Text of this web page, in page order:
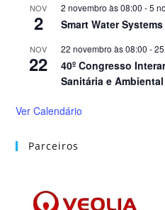
NOV
2
2 novembro às 08:00 -5
Smart Water Systems
NOV
22
22 novembro às 08:00 -
40º Congresso
Sanitária e Ambiental
Ver Calendário
Parceiros